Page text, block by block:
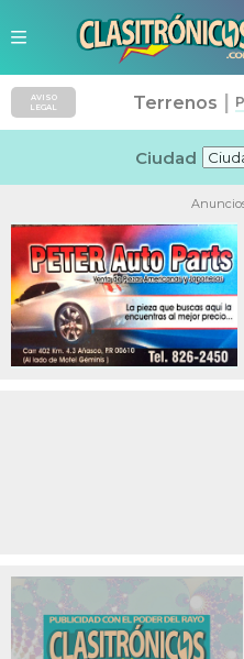
AVISO
LEGAL
Terrenos
Ciudad